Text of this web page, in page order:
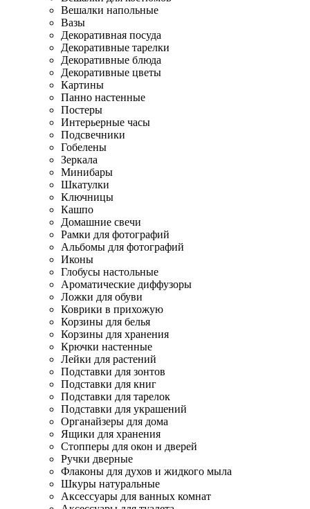
Вешалки напольные
Вазы
Декоративная посуда
Декоративные тарелки
Декоративные блюда
Декоративные цветы
Картины
Панно настенные
Постеры
Интерьерные часы
Подсвечники
Гобелены
Зеркала
Минибары
Шкатулки
Ключницы
Кашпо
Домашние свечи
Рамки для фотографий
Альбомы для фотографий
Иконы
Глобусы настольные
Ароматические диффузоры
Ложки для обуви
Коврики в прихожую
Корзины для белья
Корзины для хранения
Крючки настенные
Лейки для растений
Подставки для зонтов
Подставки для книг
Подставки для тарелок
Подставки для украшений
Органайзеры для дома
Ящики для хранения
Стопперы для окон и дверей
Ручки дверные
Флаконы для духов и жидкого мыла
Шкуры натуральные
Аксессуары для ванных комнат